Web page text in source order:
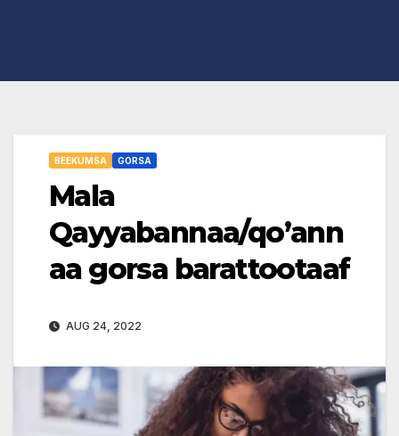
BEEKUMSA GORSA
Mala
Qayyabannaa/qo’ann
aa gorsa barattootaaf
AUG 24, 2022